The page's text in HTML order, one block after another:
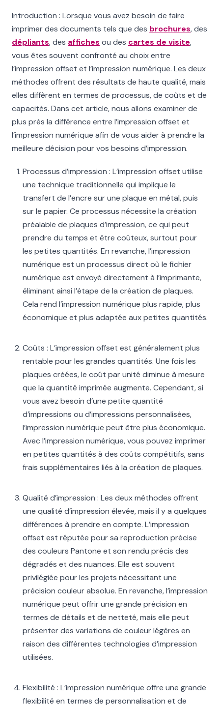
Introduction : Lorsque vous avez besoin de faire
imprimer des documents tels que des brochures, des
dépliants, des affiches ou des cartes de visite,
vous êtes souvent confronté au choix entre
l’impression offset et l’impression numérique. Les deux
méthodes offrent des résultats de haute qualité, mais
elles diffèrent en termes de processus, de coûts et de
capacités. Dans cet article, nous allons examiner de
plus près la différence entre l’impression offset et
l’impression numérique afin de vous aider à prendre la
meilleure décision pour vos besoins d’impression.
Processus d’impression : L’impression offset utilise
une technique traditionnelle qui implique le
transfert de l’encre sur une plaque en métal, puis
sur le papier. Ce processus nécessite la création
préalable de plaques d’impression, ce qui peut
prendre du temps et être coûteux, surtout pour
les petites quantités. En revanche, l’impression
numérique est un processus direct où le fichier
numérique est envoyé directement à l’imprimante,
éliminant ainsi l’étape de la création de plaques.
Cela rend l’impression numérique plus rapide, plus
économique et plus adaptée aux petites quantités.
Coûts : L’impression offset est généralement plus
rentable pour les grandes quantités. Une fois les
plaques créées, le coût par unité diminue à mesure
que la quantité imprimée augmente. Cependant, si
vous avez besoin d’une petite quantité
d’impressions ou d’impressions personnalisées,
l’impression numérique peut être plus économique.
Avec l’impression numérique, vous pouvez imprimer
en petites quantités à des coûts compétitifs, sans
frais supplémentaires liés à la création de plaques.
Qualité d’impression : Les deux méthodes offrent
une qualité d’impression élevée, mais il y a quelques
différences à prendre en compte. L’impression
offset est réputée pour sa reproduction précise
des couleurs Pantone et son rendu précis des
dégradés et des nuances. Elle est souvent
privilégiée pour les projets nécessitant une
précision couleur absolue. En revanche, l’impression
numérique peut offrir une grande précision en
termes de détails et de netteté, mais elle peut
présenter des variations de couleur légères en
raison des différentes technologies d’impression
utilisées.
Flexibilité : L’impression numérique offre une grande
flexibilité en termes de personnalisation et de